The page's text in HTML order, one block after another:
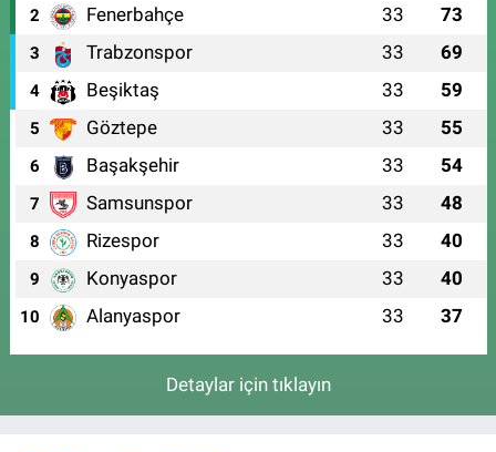
2 Fenerbahçe 33 73
3 Trabzonspor 33 69
4 Beşiktaş 33 59
5 Göztepe 33 55
6 Başakşehir 33 54
7 Samsunspor 33 48
8 Rizespor 33 40
9 Konyaspor 33 40
10 Alanyaspor 33 37
Detaylar için tıklayın